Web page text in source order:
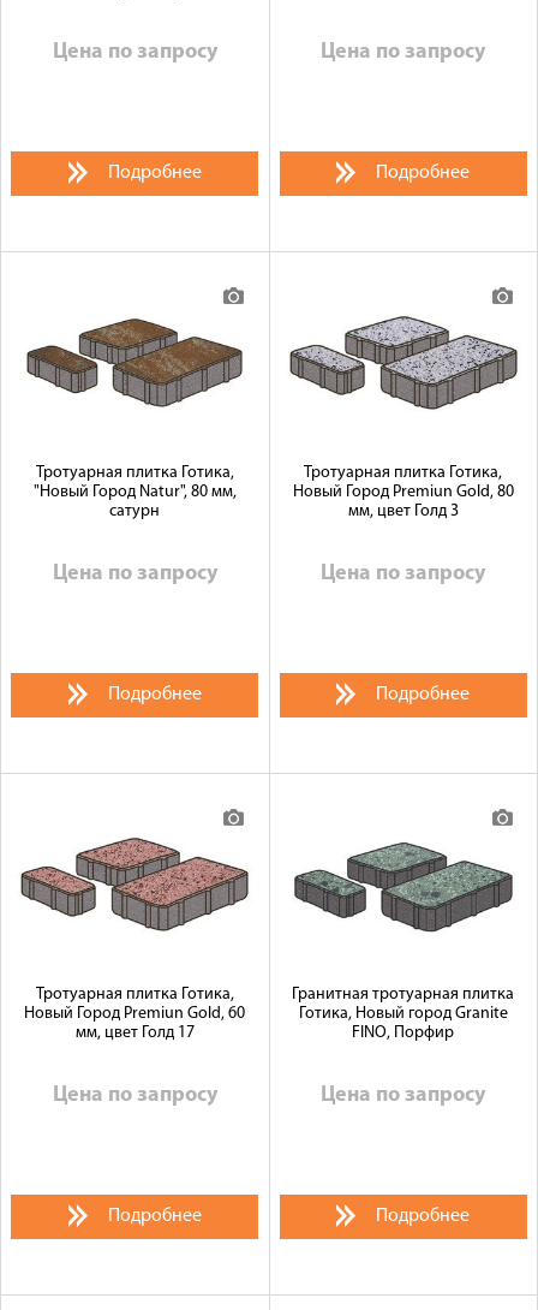
Цена по запросу
Подробнее
Цена по запросу
Подробнее
Тротуарная плитка Готика,
"Новый Город Natur", 80 мм,
сатурн
Цена по запросу
Подробнее
Тротуарная плитка Готика,
Новый Город Premiun Gold, 80
мм, цвет Голд 3
Цена по запросу
Подробнее
Тротуарная плитка Готика,
Новый Город Premiun Gold, 60
мм, цвет Голд 17
Цена по запросу
Подробнее
Гранитная тротуарная плитка
Готика, Новый город Granite
FINO, Порфир
Цена по запросу
Подробнее